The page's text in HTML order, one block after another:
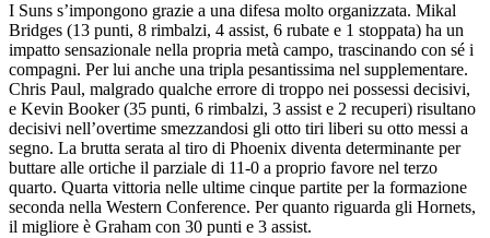
I Suns s’impongono grazie a una difesa molto organizzata. Mikal
Bridges (13 punti, 8 rimbalzi, 4 assist, 6 rubate e 1 stoppata) ha un
impatto sensazionale nella propria metà campo, trascinando con sé i
compagni. Per lui anche una tripla pesantissima nel supplementare.
Chris Paul, malgrado qualche errore di troppo nei possessi decisivi,
e Kevin Booker (35 punti, 6 rimbalzi, 3 assist e 2 recuperi) risultano
decisivi nell’overtime smezzandosi gli otto tiri liberi su otto messi a
segno. La brutta serata al tiro di Phoenix diventa determinante per
buttare alle ortiche il parziale di 11-0 a proprio favore nel terzo
quarto. Quarta vittoria nelle ultime cinque partite per la formazione
seconda nella Western Conference. Per quanto riguarda gli Hornets,
il migliore è Graham con 30 punti e 3 assist.